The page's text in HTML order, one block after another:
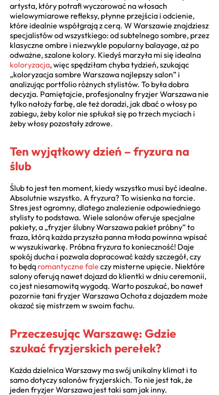
artysta, który potrafi wyczarować na włosach
wielowymiarowe refleksy, płynne przejścia i odcienie,
które idealnie współgrają z cerą. W Warszawie znajdziesz
specjalistów od wszystkiego: od subtelnego sombre, przez
klasyczne ombre i niezwykle popularny balayage, aż po
odważne, szalone kolory. Kiedyś marzyła mi się idealna
koloryzacja, więc spędziłam chyba tydzień, szukając
„koloryzacja sombre Warszawa najlepszy salon” i
analizując portfolio różnych stylistów. To była dobra
decyzja. Pamiętajcie, profesjonalny fryzjer Warszawa nie
tylko nałoży farbę, ale też doradzi, jak dbać o włosy po
zabiegu, żeby kolor nie spłukał się po trzech myciach i
żeby włosy pozostały zdrowe.
Ten wyjątkowy dzień – fryzura na
ślub
Ślub to jest ten moment, kiedy wszystko musi być idealne.
Absolutnie wszystko. A fryzura? To wisienka na torcie.
Stres jest ogromny, dlatego znalezienie odpowiedniego
stylisty to podstawa. Wiele salonów oferuje specjalne
pakiety, a „fryzjer ślubny Warszawa pakiet próbny” to
fraza, którą każda przyszła panna młoda powinna wpisać
w wyszukiwarkę. Próbna fryzura to konieczność! Daje
spokój ducha i pozwala dopracować każdy szczegół, czy
to będą romantyczne fale czy misterne upięcie. Niektóre
salony oferują nawet dojazd do klientki w dniu ceremonii,
co jest niesamowitą wygodą. Warto poszukać, bo nawet
pozornie tani fryzjer Warszawa Ochota z dojazdem może
okazać się mistrzem w swoim fachu.
Przeczesując Warszawę: Gdzie
szukać fryzjerskich perełek?
Każda dzielnica Warszawy ma swój unikalny klimat i to
samo dotyczy salonów fryzjerskich. To nie jest tak, że
jeden fryzjer Warszawa jest taki sam jak inny.